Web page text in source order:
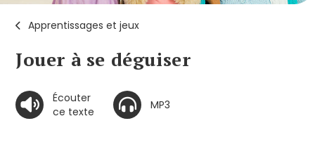
Apprentissages et jeux
Jouer à se déguiser
Écouter
ce texte
MP3